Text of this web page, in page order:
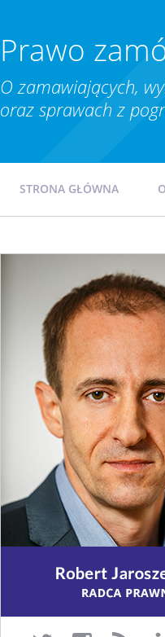
Prawo
O zamawiających,
oraz sprawach z
STRONA GŁÓWNA